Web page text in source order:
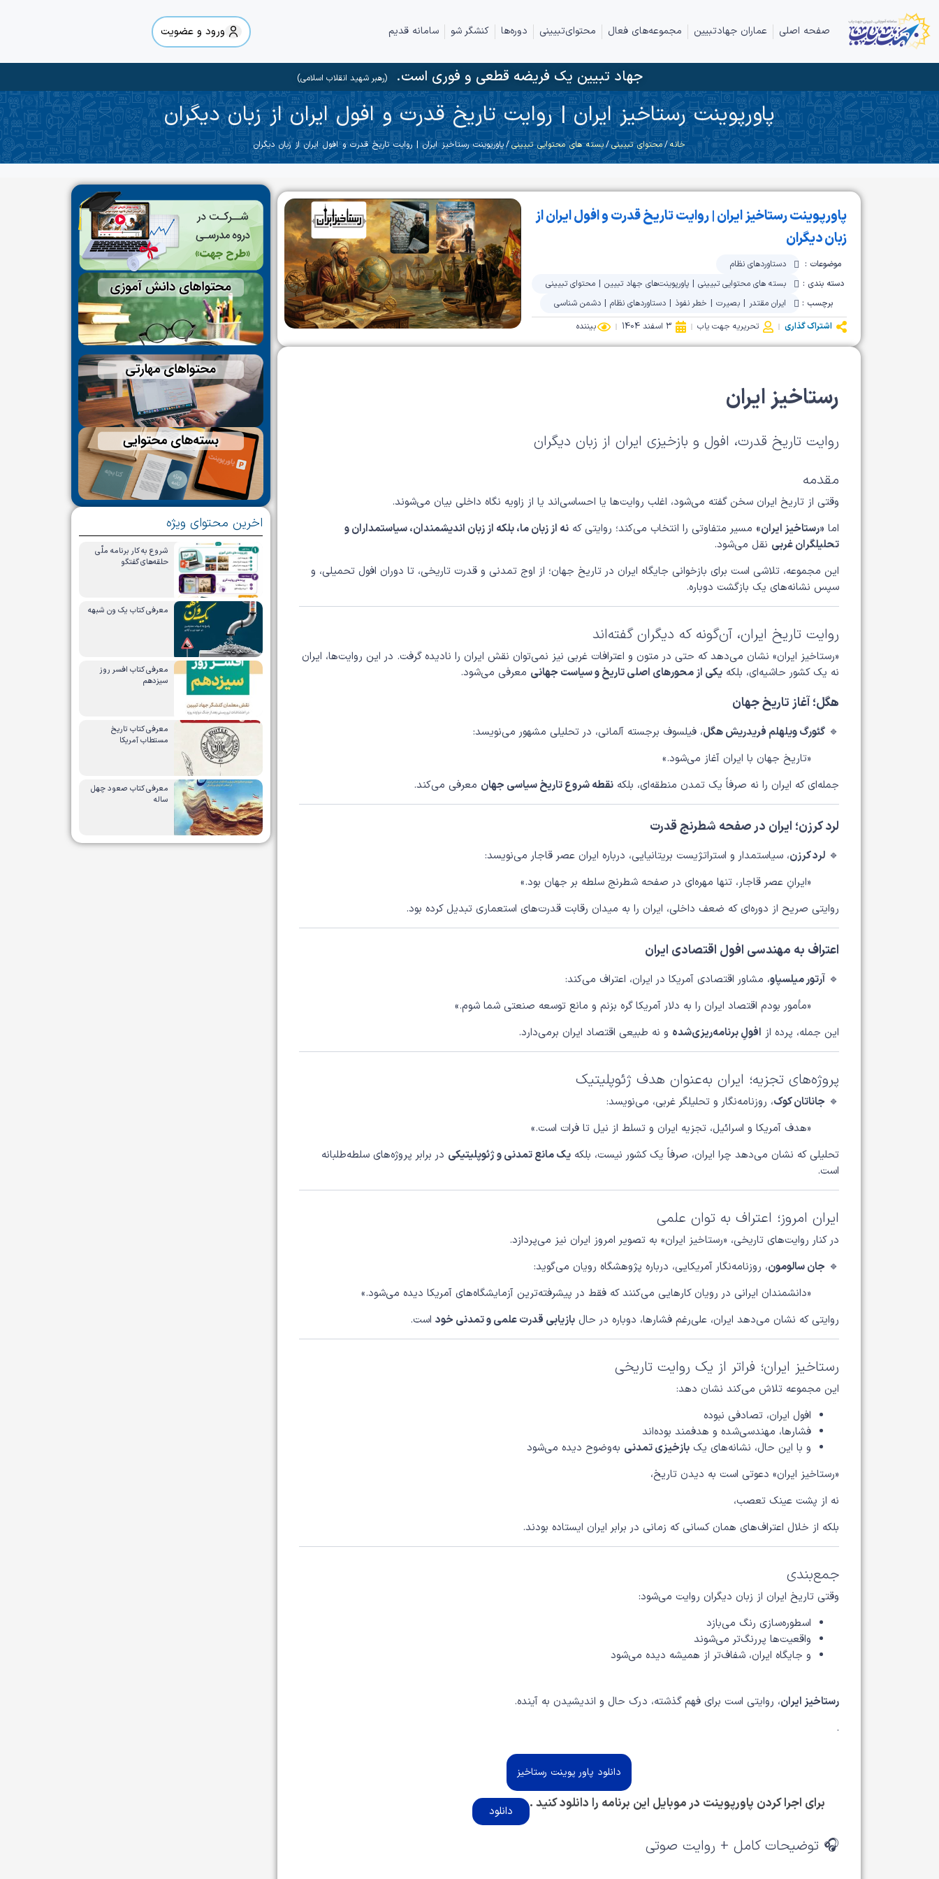
صفحه اصلی عماران جهادتبیین مجموعه‌های فعال محتوای‌تبیینی دوره‌ها کنشگر شو سامانه قدیم ورود و عضویت
جهاد تبیین یک فریضه قطعی و فوری است.(رهبر شهید انقلاب اسلامی)
پاورپوینت رستاخیز ایران | روایت تاریخ قدرت و افول ایران از زبان دیگران
خانه/محتوای تبیینی/بسته های محتوایی تبیینی/ پاورپوینت رستاخیز ایران | روایت تاریخ قدرت و افول ایران از زبان دیگران
پاورپوینت رستاخیز ایران | روایت تاریخ قدرت و افول ایران از
زبان دیگران
موضوعات :
دستاوردهای نظام
دسته بندی :
بسته های محتوایی تبیینی| پاورپوینت‌های جهاد تبیین| محتوای تبیینی
برچسب :
ایران مقتدر | بصیرت| خطر نفوذ | دستاوردهای نظام| دشمن شناسی
اشتراک گذاری
تحریریه جهت یاب 3 اسفند 1404 بیننده
رستاخیز ایران
روایت تاریخ قدرت، افول و بازخیزی ایران از زبان دیگران
مقدمه
وقتی از تاریخ ایران سخن گفته می‌شود، اغلب روایت‌ها یا احساسی‌اند یا از زاویه نگاه داخلی بیان می‌شوند.
اما «رستاخیز ایران» مسیر متفاوتی را انتخاب می‌کند؛ روایتی که نه از زبان ما، بلکه از زبان اندیشمندان، سیاستمداران و
تحلیلگران غربی نقل می‌شود.
این مجموعه، تلاشی است برای بازخوانی جایگاه ایران در تاریخ جهان؛ از اوج تمدنی و قدرت تاریخی، تا دوران افول تحمیلی، و
سپس نشانه‌های یک بازگشت دوباره.
روایت تاریخ ایران، آن‌گونه که دیگران گفته‌اند
«رستاخیز ایران» نشان می‌دهد که حتی در متون و اعترافات غربی نیز نمی‌توان نقش ایران را نادیده گرفت. در این روایت‌ها، ایران
نه یک کشور حاشیه‌ای، بلکه یکی از محورهای اصلی تاریخ و سیاست جهانی معرفی می‌شود.
هگل؛ آغاز تاریخ جهان
🔹 گئورگ ویلهلم فریدریش هگل، فیلسوف برجسته آلمانی، در تحلیلی مشهور می‌نویسد:
«تاریخ جهان با ایران آغاز می‌شود.»
جمله‌ای که ایران را نه صرفاً یک تمدن منطقه‌ای، بلکه نقطه شروع تاریخ سیاسی جهان معرفی می‌کند.
لرد کرزن؛ ایران در صفحه شطرنج قدرت
🔹 لرد کرزن، سیاستمدار و استراتژیست بریتانیایی، درباره ایران عصر قاجار می‌نویسد:
«ایرانِ عصر قاجار، تنها مهره‌ای در صفحه شطرنج سلطه بر جهان بود.»
روایتی صریح از دوره‌ای که ضعف داخلی، ایران را به میدان رقابت قدرت‌های استعماری تبدیل کرده بود.
اعتراف به مهندسی افول اقتصادی ایران
🔹 آرتور میلسپاو، مشاور اقتصادی آمریکا در ایران، اعتراف می‌کند:
«مأمور بودم اقتصاد ایران را به دلار آمریکا گره بزنم و مانع توسعه صنعتی شما شوم.»
این جمله، پرده از افولِ برنامه‌ریزی‌شده و نه طبیعی اقتصاد ایران برمی‌دارد.
پروژه‌های تجزیه؛ ایران به‌عنوان هدف ژئوپلیتیک
🔹 جاناتان کوک، روزنامه‌نگار و تحلیلگر غربی، می‌نویسد:
«هدف آمریکا و اسرائیل، تجزیه ایران و تسلط از نیل تا فرات است.»
تحلیلی که نشان می‌دهد چرا ایران، صرفاً یک کشور نیست، بلکه یک مانع تمدنی و ژئوپلیتیکی در برابر پروژه‌های سلطه‌طلبانه
است.
ایران امروز؛ اعتراف به توان علمی
در کنار روایت‌های تاریخی، «رستاخیز ایران» به تصویر امروز ایران نیز می‌پردازد.
🔹 جان سالومون، روزنامه‌نگار آمریکایی، درباره پژوهشگاه رویان می‌گوید:
«دانشمندان ایرانی در رویان کارهایی می‌کنند که فقط در پیشرفته‌ترین آزمایشگاه‌های آمریکا دیده می‌شود.»
روایتی که نشان می‌دهد ایران، علی‌رغم فشارها، دوباره در حال بازیابی قدرت علمی و تمدنی خود است.
رستاخیز ایران؛ فراتر از یک روایت تاریخی
این مجموعه تلاش می‌کند نشان دهد:
افول ایران، تصادفی نبوده
فشارها، مهندسی‌شده و هدفمند بوده‌اند
و با این حال، نشانه‌های یک بازخیزی تمدنی به‌وضوح دیده می‌شود
«رستاخیز ایران» دعوتی است به دیدن تاریخ،
نه از پشت عینک تعصب،
بلکه از خلال اعتراف‌های همان کسانی که زمانی در برابر ایران ایستاده بودند.
جمع‌بندی
وقتی تاریخ ایران از زبان دیگران روایت می‌شود:
اسطوره‌سازی رنگ می‌بازد
واقعیت‌ها پررنگ‌تر می‌شوند
و جایگاه ایران، شفاف‌تر از همیشه دیده می‌شود
رستاخیز ایران، روایتی است برای فهم گذشته، درک حال و اندیشیدن به آینده.
.
دانلود پاور پوینت رستاخیز
برای اجرا کردن پاورپوینت در موبایل این برنامه را دانلود کنید . دانلود
🎧 توضیحات کامل + روایت صوتی
اخرین محتوای ویژه
شروع به کار برنامه ملّی
حلقه‌های گفتگو
معرفی کتاب یک ون شبهه
معرفی کتاب افسر روز
سیزدهم
معرفی کتاب تاریخ
مستطاب آمریکا
معرفی کتاب صعود چهل
ساله